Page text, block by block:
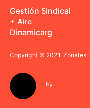
Gestión Sindical
+ Aire
Dinamicarg
Copyright © 2021.Zonales.
by